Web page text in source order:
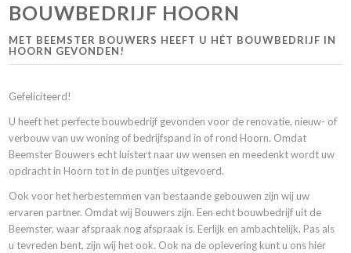
BOUWBEDRIJF HOORN
MET BEEMSTER BOUWERS HEEFT U HÉT BOUWBEDRIJF IN
HOORN GEVONDEN!
Gefeliciteerd!
U heeft het perfecte bouwbedrijf gevonden voor de renovatie, nieuw- of
verbouw van uw woning of bedrijfspand in of rond Hoorn. Omdat
Beemster Bouwers echt luistert naar uw wensen en meedenkt wordt uw
opdracht in Hoorn tot in de puntjes uitgevoerd.
Ook voor het herbestemmen van bestaande gebouwen zijn wij uw
ervaren partner. Omdat wij Bouwers zijn. Een echt bouwbedrijf uit de
Beemster, waar afspraak nog afspraak is. Eerlijk en ambachtelijk. Pas als
u tevreden bent, zijn wij het ook. Ook na de oplevering kunt u ons hier